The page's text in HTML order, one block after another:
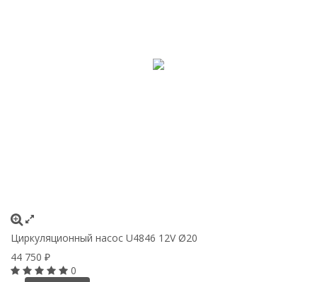
Циркуляционный насос U4846 12V Ø20
44 750 ₽
0